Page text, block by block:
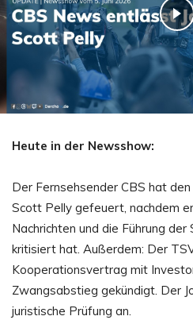
Heute in der Newsshow:
Der Fernsehsender CBS hat
Scott Pelly gefeuert, nachdem
Nachrichten und die Führung der
kritisiert hat. Außerdem: Der
Kooperationsvertrag mit
Zwangsabstieg gekündigt. Der
juristische Prüfung an.